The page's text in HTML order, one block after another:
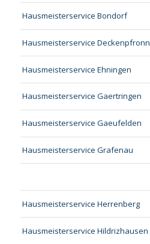
Hausmeisterservice Bondorf
Hausmeisterservice Deckenpfronn
Hausmeisterservice Ehningen
Hausmeisterservice Gaertringen
Hausmeisterservice Gaeufelden
Hausmeisterservice Grafenau
Hausmeisterservice Herrenberg
Hausmeisterservice Hildrizhausen